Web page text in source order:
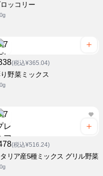
ッコリー
(税込¥365.04)
野菜ミックス
(税込¥516.24)
リア産5種ミックス グリル野菜